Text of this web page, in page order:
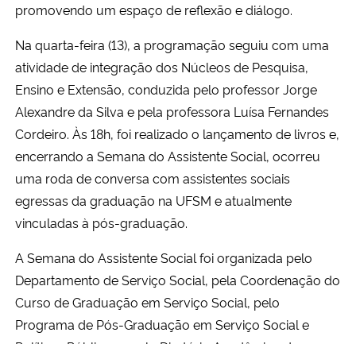
promovendo um espaço de reflexão e diálogo.
Na quarta-feira (13), a programação seguiu com uma
atividade de integração dos Núcleos de Pesquisa,
Ensino e Extensão, conduzida pelo professor Jorge
Alexandre da Silva e pela professora Luísa Fernandes
Cordeiro. Às 18h, foi realizado o lançamento de livros e,
encerrando a Semana do Assistente Social, ocorreu
uma roda de conversa com assistentes sociais
egressas da graduação na UFSM e atualmente
vinculadas à pós-graduação.
A Semana do Assistente Social foi organizada pelo
Departamento de Serviço Social, pela Coordenação do
Curso de Graduação em Serviço Social, pelo
Programa de Pós-Graduação em Serviço Social e